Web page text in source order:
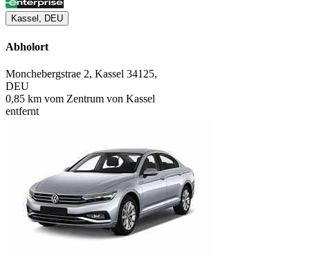
Kassel, DEU
Abholort
Monchebergstrae 2, Kassel 34125,
DEU
0,85 km vom Zentrum von Kassel
entfernt